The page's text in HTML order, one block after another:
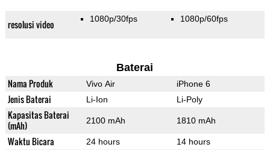
resolusi video 1080p/30fps 1080p/60fps
Baterai
Nama Produk Vivo Air iPhone 6
Jenis Baterai Li-Ion Li-Poly
Kapasitas Baterai
(mAh)
2100 mAh 1810 mAh
Waktu Bicara 24 hours 14 hours